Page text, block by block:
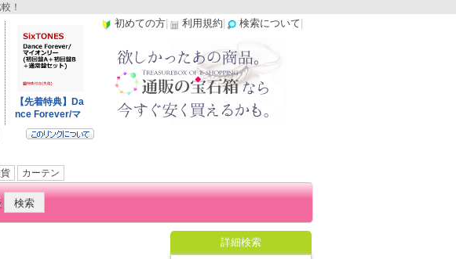
！
初めての方 利用規約 検索について
カーテン
詳細検索